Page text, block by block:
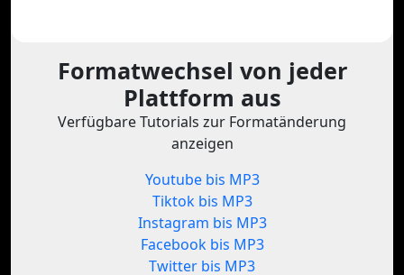
Formatwechsel von jeder
Plattform aus
Verfügbare Tutorials zur Formatänderung
anzeigen
Youtube bis MP3
Tiktok bis MP3
Instagram bis MP3
Facebook bis MP3
Twitter bis MP3